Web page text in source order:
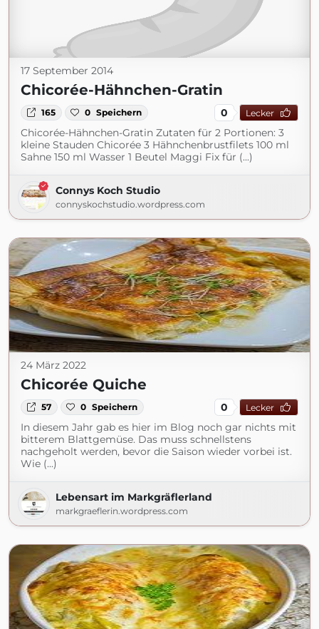
17 September 2014
Chicorée-Hähnchen-Gratin
165 0 Speichern 0 Lecker
Chicorée-Hähnchen-Gratin Zutaten für 2 Portionen: 3
kleine Stauden Chicorée 3 Hähnchenbrustfilets 100 ml
Sahne 150 ml Wasser 1 Beutel Maggi Fix für (...)
Connys Koch Studio
connyskochstudio.wordpress.com
24 März 2022
Chicorée Quiche
57 0 Speichern 0 Lecker
In diesem Jahr gab es hier im Blog noch gar nichts mit
bitterem Blattgemüse. Das muss schnellstens
nachgeholt werden, bevor die Saison wieder vorbei ist.
Wie (...)
Lebensart im Markgräflerland
markgraeflerin.wordpress.com